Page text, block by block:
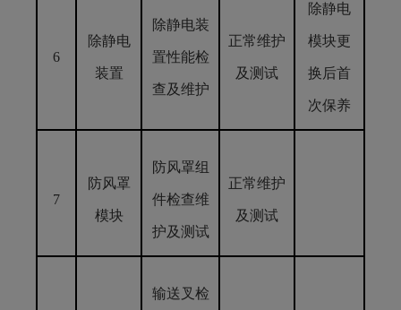
6
除静电
装置
除静电装
置性能检
查及维护
正常维护
及测试
除静电
模块更
换后首
次保养
7
防风罩
模块
防风罩组
件检查维
护及测试
正常维护
及测试
输送叉检